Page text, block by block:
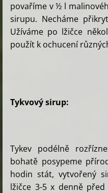
povaříme v ½ l
sirupu. Necháme
Užíváme po lžičce
použít k ochucení
Tykvový sirup:
Tykev podélně
bohatě posypeme
hodin stát, vytvořený
lžičce 3-5 x denně